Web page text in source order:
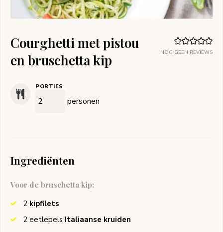
NOG GEEN REVIEWS
Courghetti met pistou
en bruschetta kip
PORTIES
personen
Ingrediënten
Voor de bruschetta kip:
2 kipfilets
2 eetlepels Italiaanse kruiden